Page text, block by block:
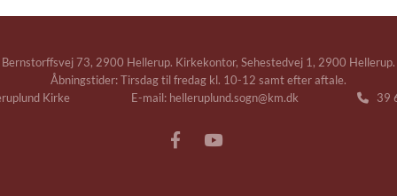
Bernstorffsvej 73, 2900 Hellerup. Kirkekontor, Sehestedvej 1, 2900 Hellerup.
Åbningstider: Tirsdag til fredag kl. 10-12 samt efter aftale.
Kirke E-mail: helleruplund.sogn@km.dk 39